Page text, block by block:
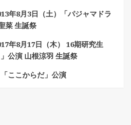
年8月3日（土）「パジャマドラ
菜 生誕祭
年8月17日（木） 16期研究生
公演 山根涼羽 生誕祭
ここからだ」公演